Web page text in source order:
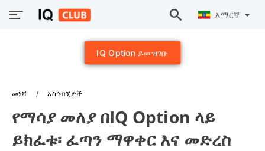
አማርኛ
IQ Option ይመዝገቡ
መነሻ አስጎብኚዎች
የማሳያ መለያ በIQ Option ላይ
ይክፈቱ፡ ፈጣን ማዋቀር እና መድረስ